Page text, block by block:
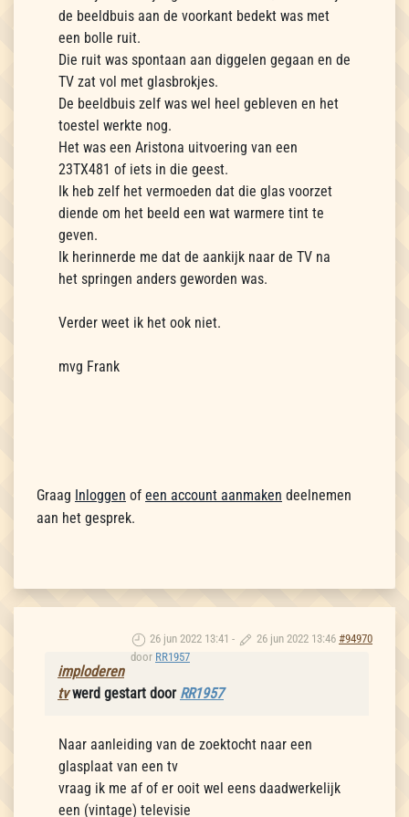
de beeldbuis aan de voorkant bedekt was met
een bolle ruit.
Die ruit was spontaan aan diggelen gegaan en de
TV zat vol met glasbrokjes.
De beeldbuis zelf was wel heel gebleven en het
toestel werkte nog.
Het was een Aristona uitvoering van een
23TX481 of iets in die geest.
Ik heb zelf het vermoeden dat die glas voorzet
diende om het beeld een wat warmere tint te
geven.
Ik herinnerde me dat de aankijk naar de TV na
het springen anders geworden was.
Verder weet ik het ook niet.
mvg Frank
Graag Inloggen of een account aanmaken deelnemen
aan het gesprek.
26 jun 2022 13:41 - 26 jun 2022 13:46 #94970
door RR1957
imploderen
tvwerd gestart door RR1957
Naar aanleiding van de zoektocht naar een
glasplaat van een tv
vraag ik me af of er ooit wel eens daadwerkelijk
een (vintage) televisie